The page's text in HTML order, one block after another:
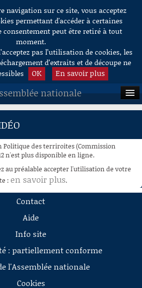
navigation sur ce site, vous acceptez
permettant d'accéder à certaines
consentement peut être retiré à tout
moment.
pas l’utilisation de cookies, les
d’extraits et de découpe ne
OK En savoir plus
nationale
Politique des terriroites (Commission
n'est plus disponible en ligne.
au préalable accepter l'utilisation de votre
: en savoir plus.
Contact
Aide
Info site
: partiellement conforme
l'Assemblée nationale
Cookies